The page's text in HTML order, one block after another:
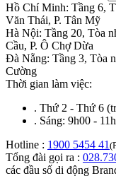
Hồ Chí Minh: Tầng 6,
Văn Thái, P. Tân Mỹ
Hà Nội: Tầng 20, Tòa
Cầu, P. Ô Chợ Dừa
Đà Nẵng: Tầng 3, Tòa
Cường
Thời gian làm việc:
. Thứ 2 - Thứ 6
. Sáng: 9h00 -
Hotline : 1900 5454 41
Tổng đài gọi ra :
các đầu số di động